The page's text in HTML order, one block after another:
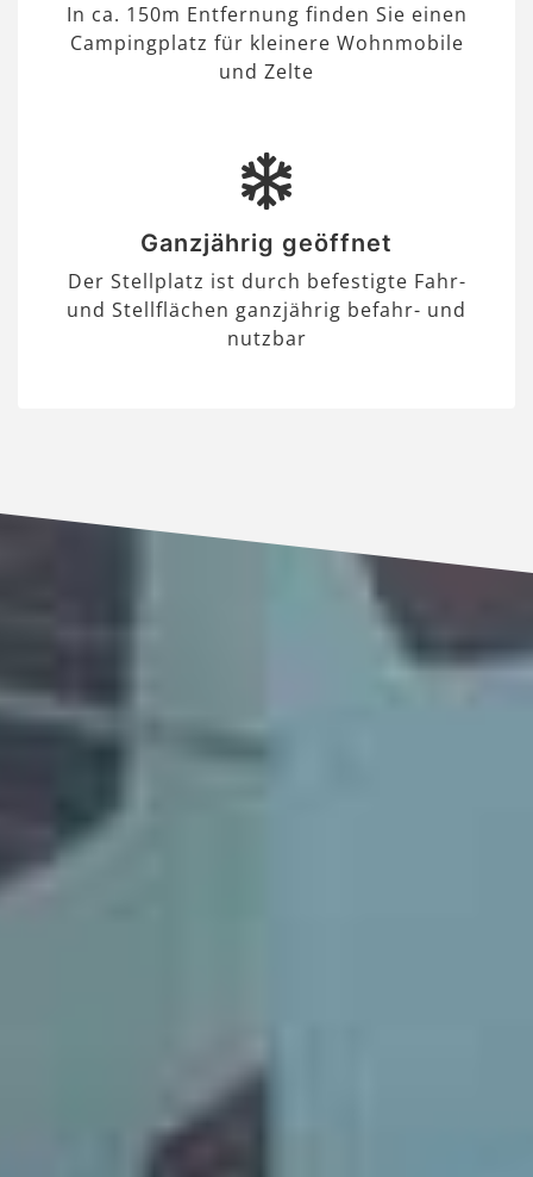
In ca. 150m Entfernung finden Sie einen
Campingplatz für kleinere Wohnmobile
und Zelte
Ganzjährig geöffnet
Der Stellplatz ist durch befestigte Fahr-
und Stellflächen ganzjährig befahr- und
nutzbar